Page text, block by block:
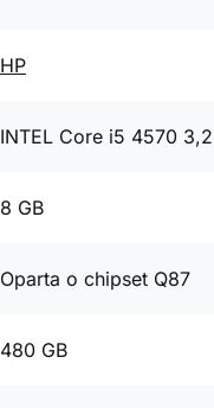
HP
INTEL Core i5 4570
8 GB
Oparta o chipset Q87
480 GB